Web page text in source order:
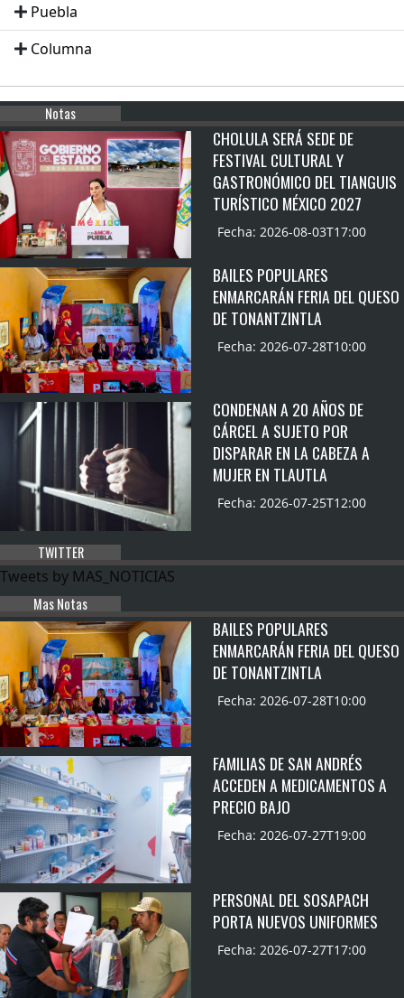
Puebla
Columna
Notas
CHOLULA SERÁ SEDE DE
FESTIVAL CULTURAL Y
GASTRONÓMICO DEL TIANGUIS
TURÍSTICO MÉXICO 2027
Fecha: 2026-08-03T17:00
BAILES POPULARES
ENMARCARÁN FERIA DEL QUESO
DE TONANTZINTLA
Fecha: 2026-07-28T10:00
CONDENAN A 20 AÑOS DE
CÁRCEL A SUJETO POR
DISPARAR EN LA CABEZA A
MUJER EN TLAUTLA
Fecha: 2026-07-25T12:00
TWITTER
Tweets by MAS_NOTICIAS
Mas Notas
BAILES POPULARES
ENMARCARÁN FERIA DEL QUESO
DE TONANTZINTLA
Fecha: 2026-07-28T10:00
FAMILIAS DE SAN ANDRÉS
ACCEDEN A MEDICAMENTOS A
PRECIO BAJO
Fecha: 2026-07-27T19:00
PERSONAL DEL SOSAPACH
PORTA NUEVOS UNIFORMES
Fecha: 2026-07-27T17:00